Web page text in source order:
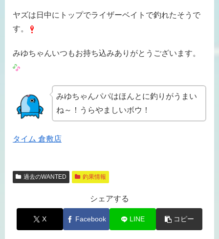
ヤズは日中にトップでライザーベイトで釣れたそうで
す。
みゆちゃんいつもお持ち込みありがとうございます。
みゆちゃんパパはほんとに釣りがうまい
ね～！うらやましいボウ！
タイム 倉敷店
過去のWANTED 釣果情報
シェアする
X Facebook LINE コピー